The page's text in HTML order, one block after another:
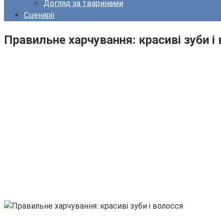
Догляд за тваринами
Сценарії
Правильне харчування: красиві зуби і